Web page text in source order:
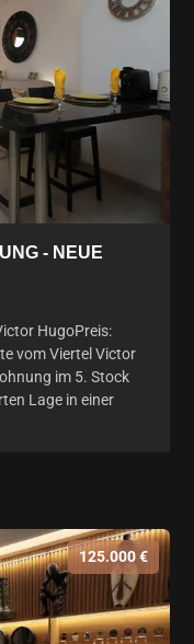
- NEUE
HugoPreis:
vom Viertel Victor
im 5. Stock
Lage in einer
125.000 €